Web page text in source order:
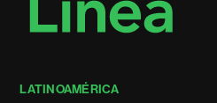
LATINOAMÉRICA